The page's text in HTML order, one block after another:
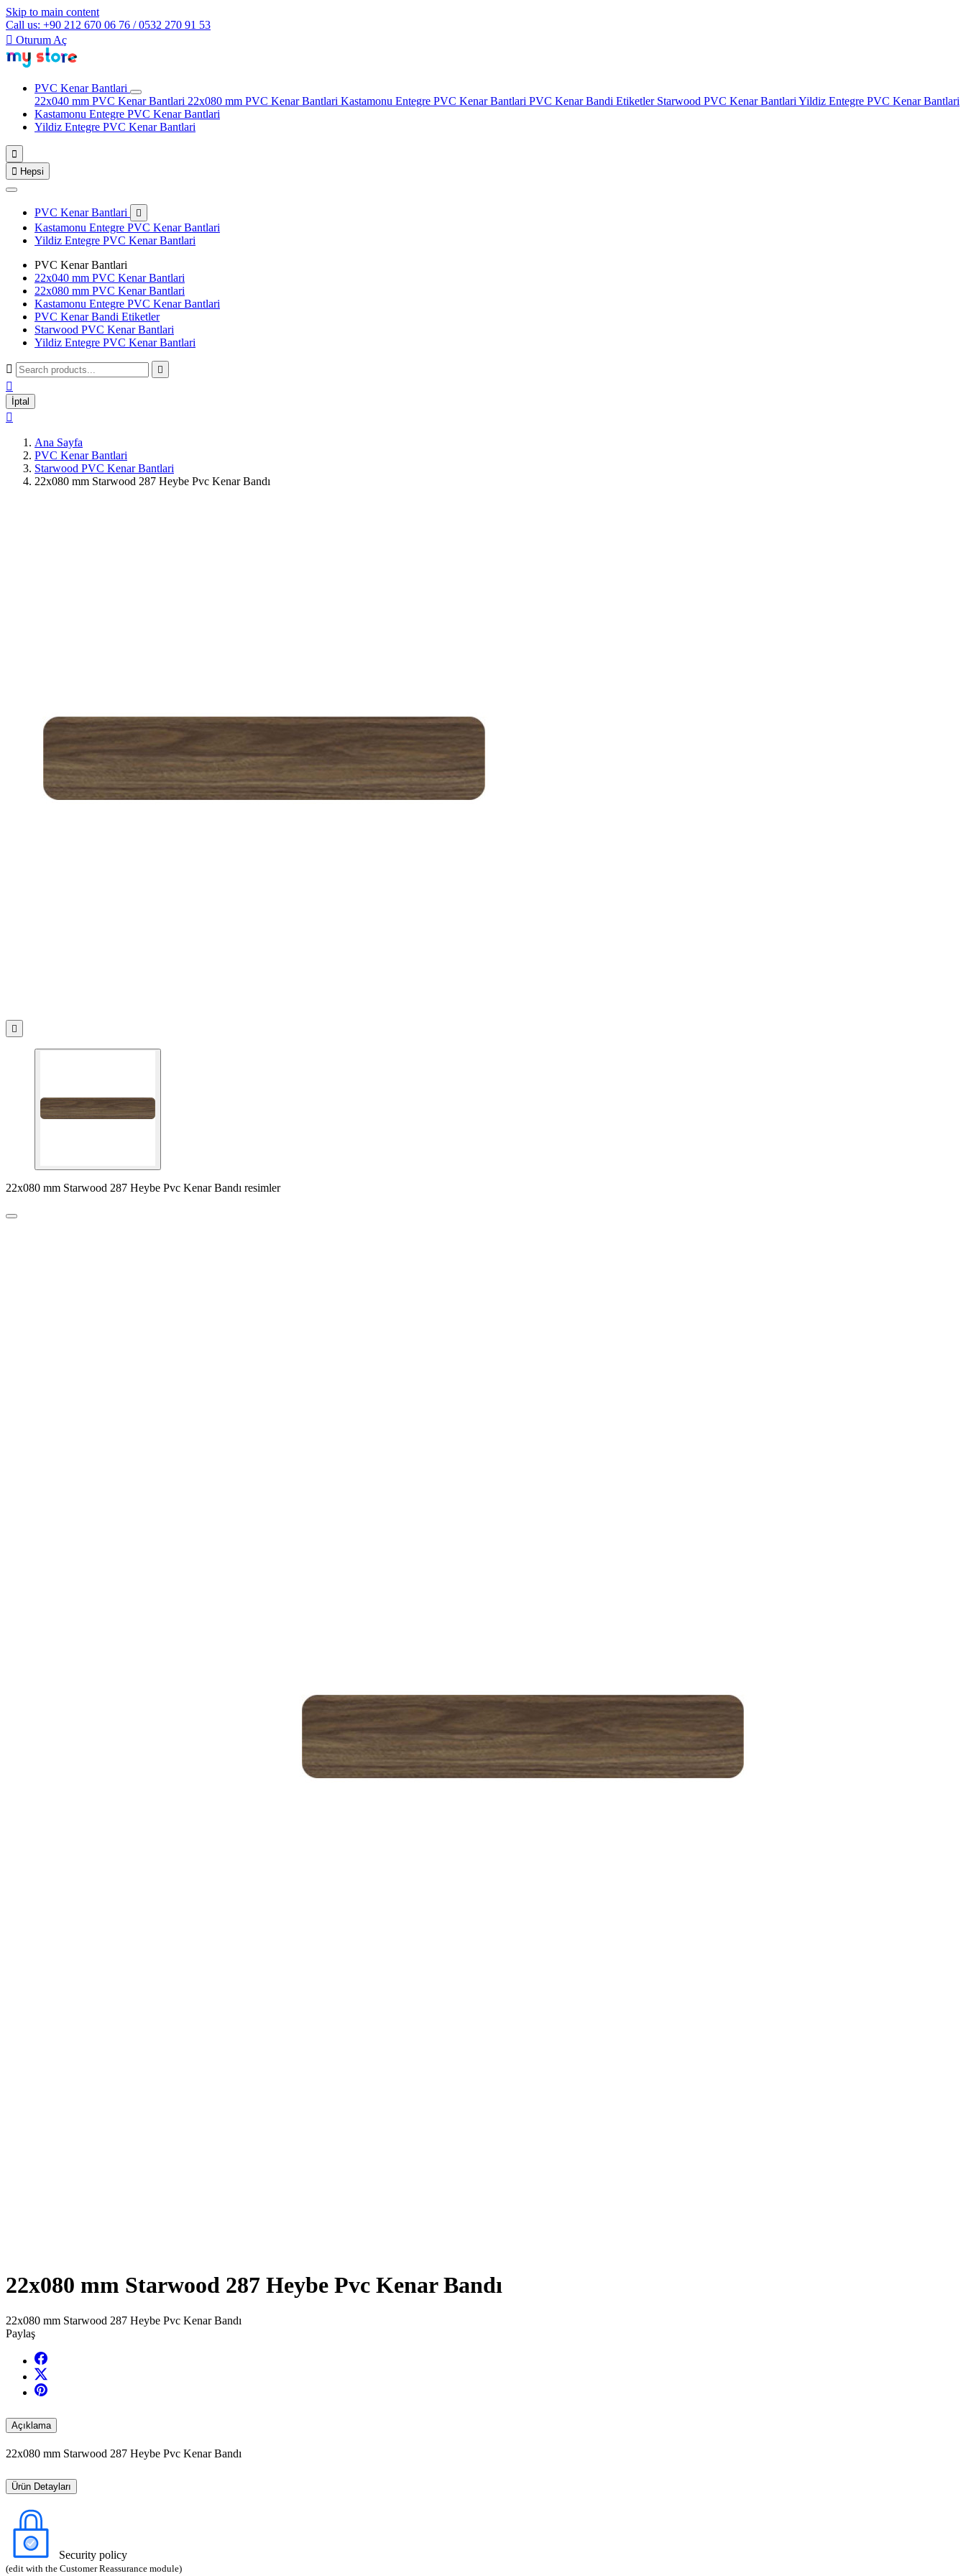
Skip to main content
Call us: +90 212 670 06 76 / 0532 270 91 53
 Oturum Aç
PVC Kenar Bantlari
22x040 mm PVC Kenar Bantlari 22x080 mm PVC Kenar Bantlari Kastamonu Entegre PVC Kenar Bantlari PVC Kenar Bandi Etiketler Starwood PVC Kenar Bantlari Yildiz Entegre PVC Kenar Bantlari
Kastamonu Entegre PVC Kenar Bantlari
Yildiz Entegre PVC Kenar Bantlari

 Hepsi
PVC Kenar Bantlari 
Kastamonu Entegre PVC Kenar Bantlari
Yildiz Entegre PVC Kenar Bantlari
PVC Kenar Bantlari
22x040 mm PVC Kenar Bantlari
22x080 mm PVC Kenar Bantlari
Kastamonu Entegre PVC Kenar Bantlari
PVC Kenar Bandi Etiketler
Starwood PVC Kenar Bantlari
Yildiz Entegre PVC Kenar Bantlari
 

İptal

Ana Sayfa
PVC Kenar Bantlari
Starwood PVC Kenar Bantlari
22x080 mm Starwood 287 Heybe Pvc Kenar Bandı

22x080 mm Starwood 287 Heybe Pvc Kenar Bandı resimler
22x080 mm Starwood 287 Heybe Pvc Kenar Bandı
22x080 mm Starwood 287 Heybe Pvc Kenar Bandı
Paylaş
Açıklama
22x080 mm Starwood 287 Heybe Pvc Kenar Bandı
Ürün Detayları
Security policy
(edit with the Customer Reassurance module)